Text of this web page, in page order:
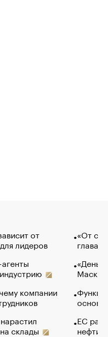
от
лидеров
компании
склады
«От
глава
Маск в
основ
ЕС
нефти